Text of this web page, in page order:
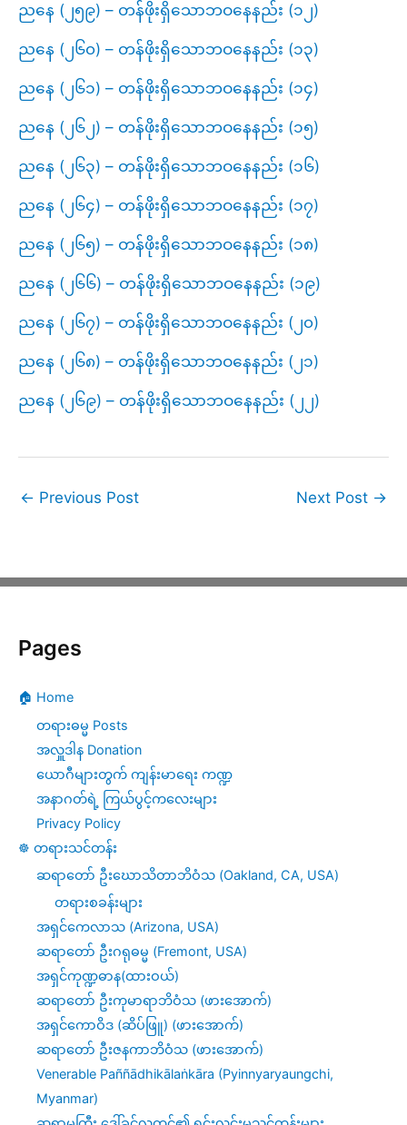
ညနေ (၂၅၉) – တန်ဖိုးရှိသောဘဝနေနည်း (၁၂)
ညနေ (၂၆၀) – တန်ဖိုးရှိသောဘဝနေနည်း (၁၃)
ညနေ (၂၆၁) – တန်ဖိုးရှိသောဘဝနေနည်း (၁၄)
ညနေ (၂၆၂) – တန်ဖိုးရှိသောဘဝနေနည်း (၁၅)
ညနေ (၂၆၃) – တန်ဖိုးရှိသောဘဝနေနည်း (၁၆)
ညနေ (၂၆၄) – တန်ဖိုးရှိသောဘဝနေနည်း (၁၇)
ညနေ (၂၆၅) – တန်ဖိုးရှိသောဘဝနေနည်း (၁၈)
ညနေ (၂၆၆) – တန်ဖိုးရှိသောဘဝနေနည်း (၁၉)
ညနေ (၂၆၇) – တန်ဖိုးရှိသောဘဝနေနည်း (၂၀)
ညနေ (၂၆၈) – တန်ဖိုးရှိသောဘဝနေနည်း (၂၁)
ညနေ (၂၆၉) – တန်ဖိုးရှိသောဘဝနေနည်း (၂၂)
← Previous Post Next Post →
Pages
🏠 Home
တရားဓမ္မ Posts
အလှူဒါန Donation
ယောဂီများတွက် ကျန်းမာရေး ကဏ္ဍ
အနာဂတ်ရဲ့ ကြယ်ပွင့်ကလေးများ
Privacy Policy
☸️ တရားသင်တန်း
ဆရာတော် ဦးဃောသိတာဘိဝံသ (Oakland, CA, USA)
တရားစခန်းများ
အရှင်ကေလာသ (Arizona, USA)
ဆရာတော် ဦးဂရုဓမ္မ (Fremont, USA)
အရှင်ကုဏ္ဍဓာန(ထားဝယ်)
ဆရာတော် ဦးကုမာရာဘိဝံသ (ဖားအောက်)
အရှင်ကောဝိဒ (ဆိပ်ဖြူ) (ဖားအောက်)
ဆရာတော် ဦးဇနကာဘိဝံသ (ဖားအောက်)
Venerable Paññādhikālaṅkāra (Pyinnyaryaungchi,
Myanmar)